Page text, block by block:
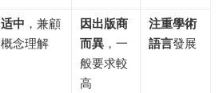
适中 ，兼顧
概念理解
因出版商
而異 ，一
般要求較
高
注重學術
語言發展